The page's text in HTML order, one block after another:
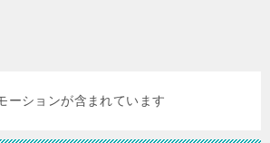
ーションが含まれています